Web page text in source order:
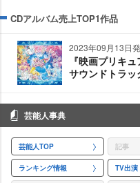
CDアルバム売上TOP1作品
2023年09月13日
『映画プリキ
サウンドトラッ
芸能人事典
芸能人TOP 記事
ランキング情報 TV出演